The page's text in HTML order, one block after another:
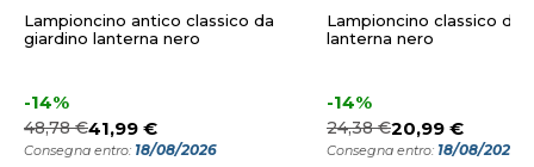
Lampioncino antico classico da
giardino lanterna nero
-14%
48,78 €41,99 €
Consegna entro: 18/08/2026
Lampioncino classico da
lanterna nero
-14%
24,38 €20,99 €
Consegna entro: 18/08/2026